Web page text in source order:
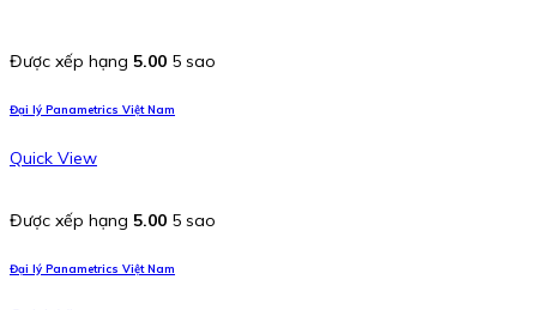
Được xếp hạng 5.00 5 sao
Đại lý Panametrics Việt Nam
Quick View
Được xếp hạng 5.00 5 sao
Đại lý Panametrics Việt Nam